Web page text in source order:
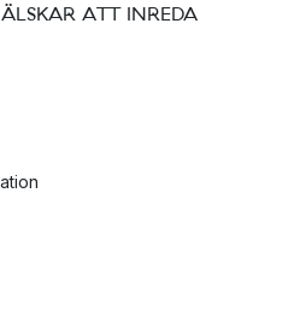
ATT INREDA